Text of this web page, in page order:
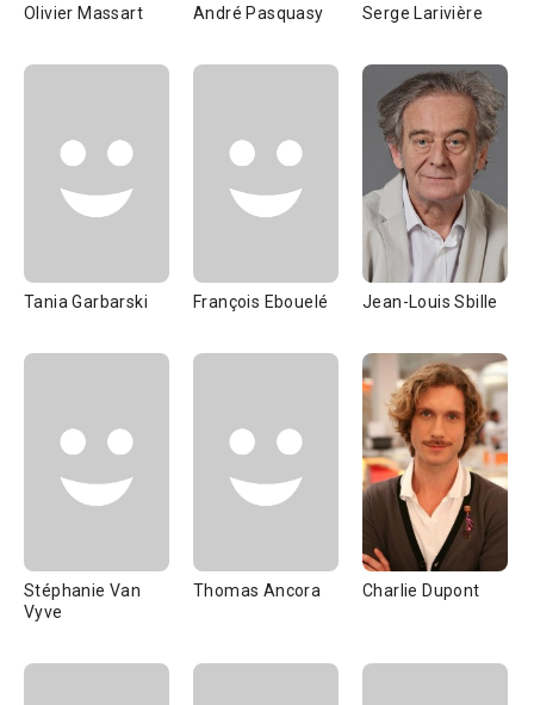
Olivier Massart André Pasquasy Serge Larivière
Tania Garbarski François Ebouelé Jean-Louis Sbille
Stéphanie Van
Vyve
Thomas Ancora Charlie Dupont